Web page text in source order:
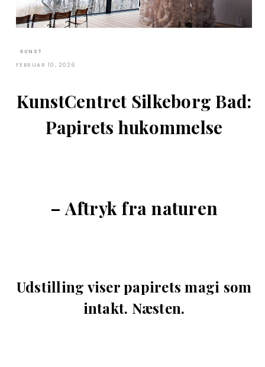
KUNST
FEBRUAR 10, 2026
KunstCentret Silkeborg Bad:
Papirets hukommelse
– Aftryk fra naturen
Udstilling viser papirets magi som
intakt. Næsten.